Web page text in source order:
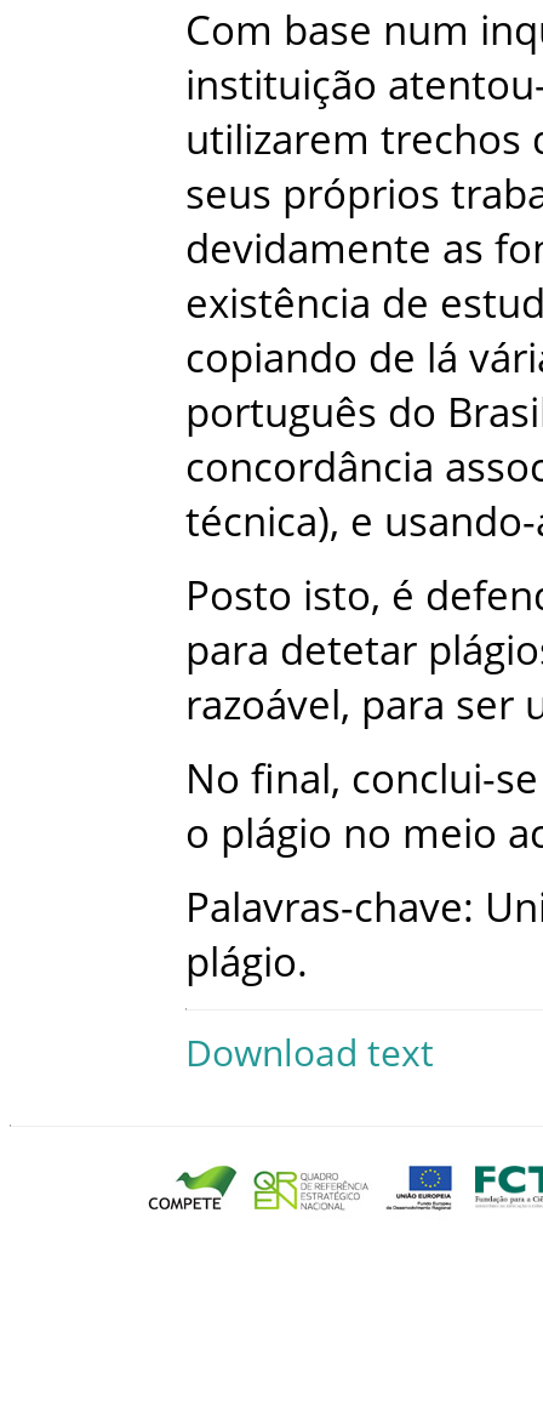
Com base num
instituição
utilizarem trechos
seus próprios
devidamente as
existência de
copiando de lá
português do
concordância
técnica), e
Posto isto, é
para detetar
razoável, para ser
No final, conclui-se
o plágio no meio
Palavras-chave:
plágio.
Download text